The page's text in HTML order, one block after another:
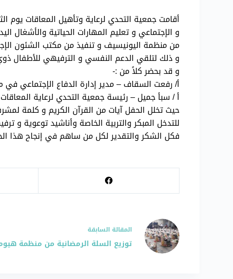
من منظمة اليونيسيف و تنفيذ من مكتب الشئون
و ذلك لتلقي الدعم النفسي و الترفيهي للأطفال
و قد بحضر كلاً من :-
أ/ رفعت السقاف – مدير إدارة الدفاع الإجتماعي
أ / سبأ جميل – رئيسة جمعية التحدي لرعاية المعاقات
حيث تخلل الحفل آيات من القرآن الكريم و كلمة
للتدخل المبكر والتربية الخاصة وأناشيد توعوية و
فكل الشكر والتقدير لكل من ساهم في إنجاح هذا
المقالة السابقة
توزيع السلة الرمضانية من منظمة هيومن